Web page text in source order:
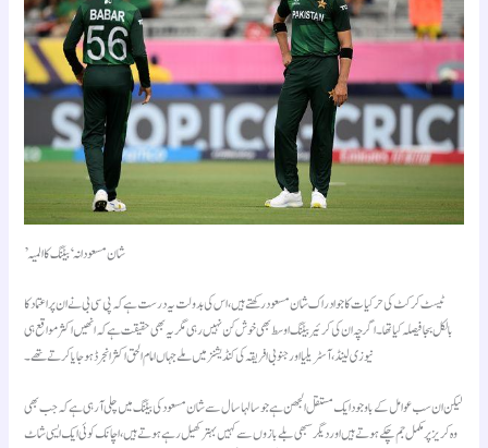
’شان مسعودانہ‘ بیٹنگ کا المیہ
ٹیسٹ کرکٹ کی حرکیات کا جو ادراک شان مسعود رکھتے ہیں، اس کی بدولت یہ درست ہے کہ پی سی بی نے ان پر اعتماد کا
بالکل بجا فیصلہ کیا تھا۔ اگرچہ ان کی کرئیر بیٹنگ اوسط بھی خوش کن نہیں رہی مگر یہ بھی حقیقت ہے کہ انھیں اکثر مواقع ہی
نیوزی لینڈ، آسٹریلیا اورجنوبی افریقہ کی کنڈیشنز میں ملے جہاں امام الحق اکثر انجرڈ ہو جایا کرتے تھے۔
لیکن ان سب عوامل کے باوجود ایک مستقل الجھن ہے جو سالہا سال سے شان مسعود کی بیٹنگ میں چلی آ رہی ہے کہ جب بھی
وہ کریز پر مکمل جم چکے ہوتے ہیں اور دیگر سبھی بلے بازوں سے کہیں بہتر کھیل رہے ہوتے ہیں، اچانک کوئی ایک ایسی شاٹ